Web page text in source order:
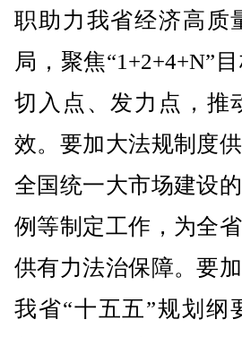
职助力我省经济高质
局，聚焦“1+2+4+N”
切入点、发力点，推
效。要加大法规制度
全国统一大市场建设
例等制定工作，为全
供有力法治保障。要
我省“十五五”规划纲